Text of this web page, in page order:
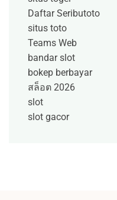
Daftar Seributoto
situs toto
Teams Web
bandar slot
bokep berbayar
สล็อต 2026
slot
slot gacor